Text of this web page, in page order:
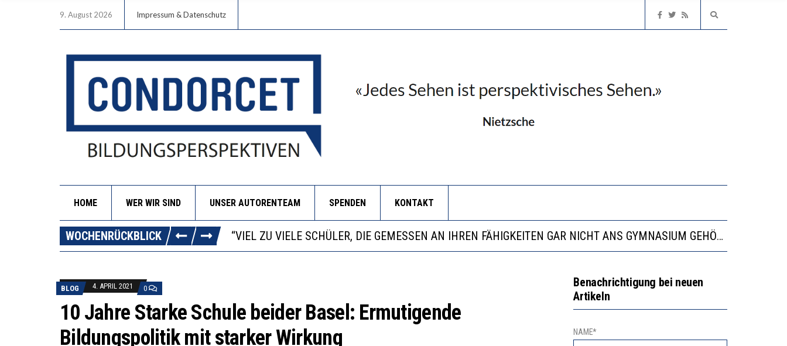
9. August 2026 Impressum & Datenschutz
HOME WER WIR SIND UNSER AUTORENTEAM SPENDEN KONTAKT
WOCHENRÜCKBLICK
“WIR BEOBACHTEN EINEN REGELRECHTEN STURZFLUG BEI DEN LERNLEISTUNGEN”
ANNA-KATHARINA ZENGER UND IHRE VERFASSUNGSKENNTNISSE
“VIEL ZU VIELE SCHÜLER, DIE GEMESSEN AN IHREN FÄHIGKEITEN GAR NICHT ANS GYMNASIUM GEHÖREN”
DIE GANZE HILFLOSIGKEIT DES BILDUNGSBÜRGERTUMS
“WIR BEOBACHTEN EINEN REGELRECHTEN STURZFLUG BEI DEN LERNLEISTUNGEN”
BLOG 4. APRIL 2021 0
10 Jahre Starke Schule beider Basel: Ermutigende
Bildungspolitik mit starker Wirkung
Benachrichtigung bei neuen
Artikeln
NAME*